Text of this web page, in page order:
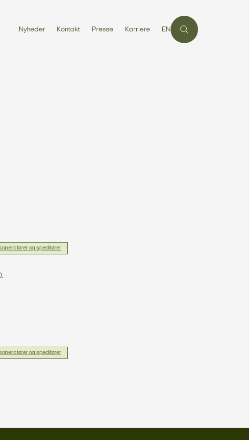
Nyheder Kontakt Presse Karriere EN
og speditører
og speditører